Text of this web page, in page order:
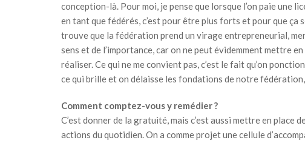
conception-là. Pour moi, je pense que lorsque l’on paie une
en tant que fédérés, c’est pour être plus forts et pour que ça
trouve que la fédération prend un virage entrepreneurial,
sens et de l’importance, car on ne peut évidemment mettre
réaliser. Ce qui ne me convient pas, c’est le fait qu’on
ce qui brille et on délaisse les fondations de notre
Comment comptez-vous y remédier ?
C’est donner de la gratuité, mais c’est aussi mettre en place
actions du quotidien. On a comme projet une cellule